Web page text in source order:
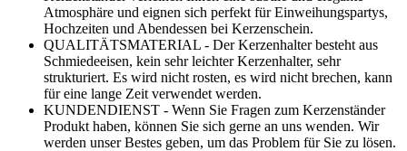
Atmosphäre und eignen sich perfekt für Einweihungspartys,
Hochzeiten und Abendessen bei Kerzenschein.
QUALITÄTSMATERIAL - Der Kerzenhalter besteht aus
Schmiedeeisen, kein sehr leichter Kerzenhalter, sehr
strukturiert. Es wird nicht rosten, es wird nicht brechen, kann
für eine lange Zeit verwendet werden.
KUNDENDIENST - Wenn Sie Fragen zum Kerzenständer
Produkt haben, können Sie sich gerne an uns wenden. Wir
werden unser Bestes geben, um das Problem für Sie zu lösen.